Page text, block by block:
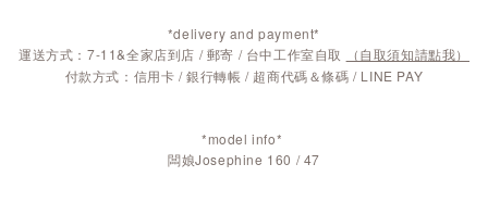
*delivery and payment*
運送方式：7-11&全家店到店 / 郵寄 / 台中工作室自取
（自取須知請點我）
付款方式：信用卡 / 銀行轉帳 / 超商代碼＆條碼 / LINE PAY
*model info*
闆娘Josephine 160 / 47